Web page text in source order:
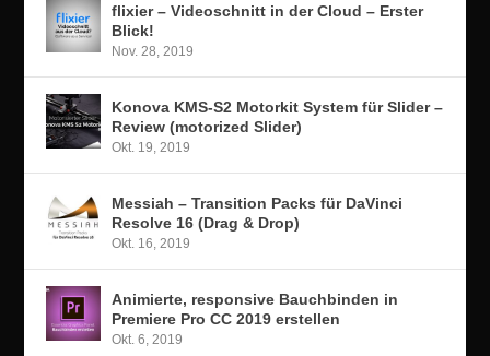
flixier – Videoschnitt in der Cloud – Erster
Blick!
Nov. 28, 2019
Konova KMS-S2 Motorkit System für Slider –
Review (motorized Slider)
Okt. 19, 2019
Messiah – Transition Packs für DaVinci
Resolve 16 (Drag & Drop)
Okt. 16, 2019
Animierte, responsive Bauchbinden in
Premiere Pro CC 2019 erstellen
Okt. 6, 2019